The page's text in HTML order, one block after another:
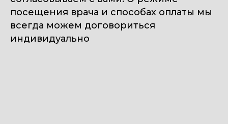
посещения врача и способах оплаты мы
всегда можем договориться
индивидуально